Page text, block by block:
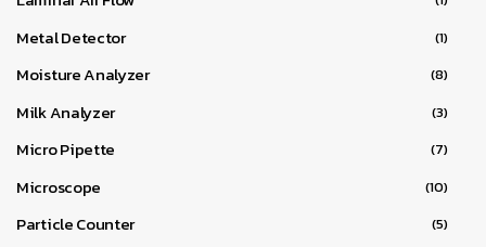
Metal Detector (1)
Moisture Analyzer (8)
Milk Analyzer (3)
Micro Pipette (7)
Microscope (10)
Particle Counter (5)